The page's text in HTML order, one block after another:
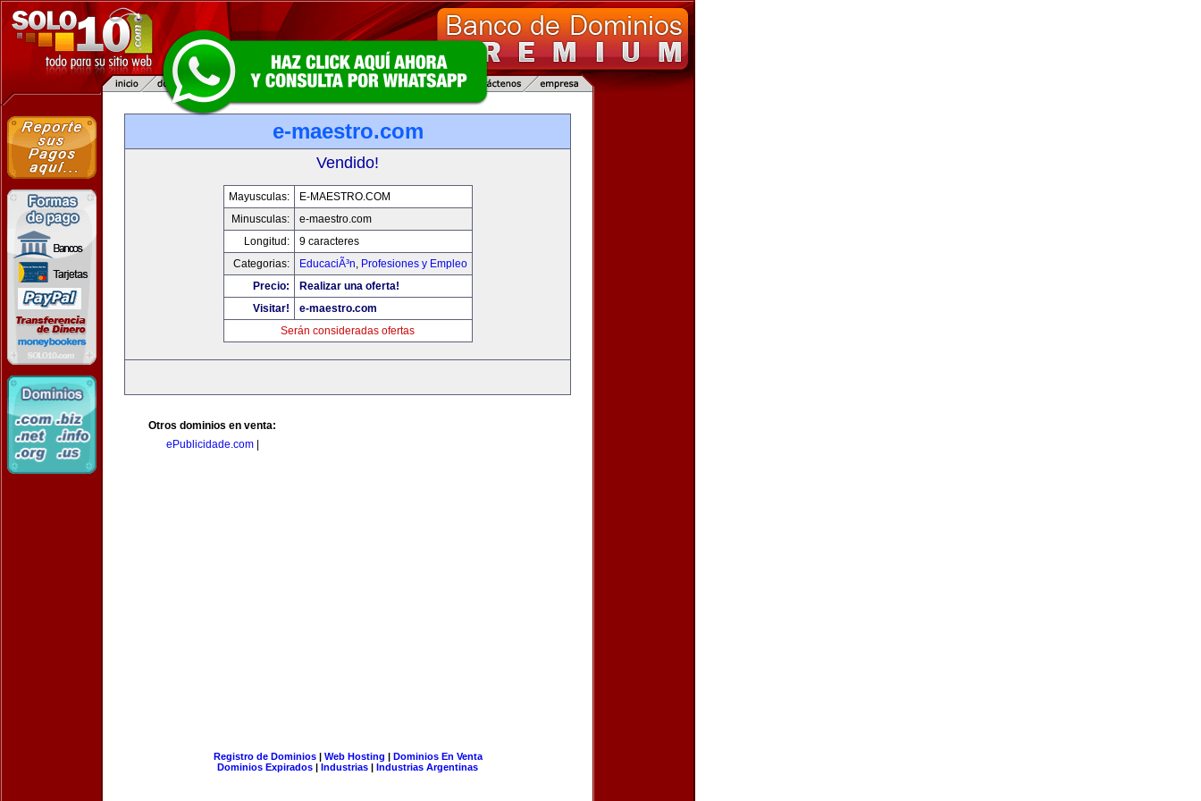
e-maestro.com
Vendido!
Mayusculas:
E-MAESTRO.COM
Minusculas:
e-maestro.com
Longitud:
9 caracteres
Categorias:
EducaciÃ³n, Profesiones y Empleo
Precio:
Realizar una oferta!
Visitar!
e-maestro.com
Serán consideradas ofertas
Otros dominios en venta:
ePublicidade.com|
Registro de Dominios| Web Hosting | Dominios En Venta
Dominios Expirados | Industrias | Industrias Argentinas